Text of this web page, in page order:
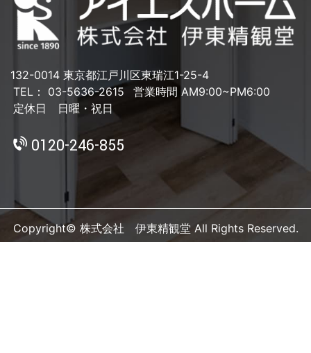
132-0014 東京都江戸川区東瑞江1-25-4
TEL： 03-5636-2615
営業時間 AM9:00~PM6:00
定休日 日曜・祝日
0120-246-855
Copyright© 株式会社 伊東精観堂 All Rights Reserved.